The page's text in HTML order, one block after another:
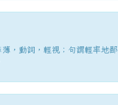
，動詞，輕視；句謂輕率地鄙